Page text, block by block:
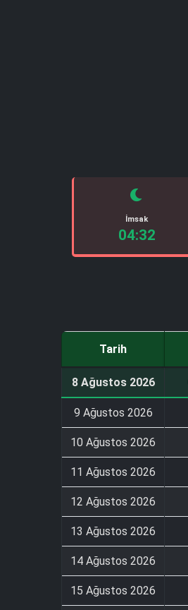
İmsak
04:32
Tarih
8 Ağustos 2026
9 Ağustos 2026
10 Ağustos 2026
11 Ağustos 2026
12 Ağustos 2026
13 Ağustos 2026
14 Ağustos 2026
15 Ağustos 2026